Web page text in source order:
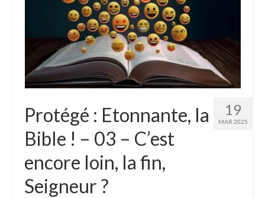
19
MAR 2025
Protégé : Etonnante, la
Bible ! – 03 – C’est
encore loin, la fin,
Seigneur ?